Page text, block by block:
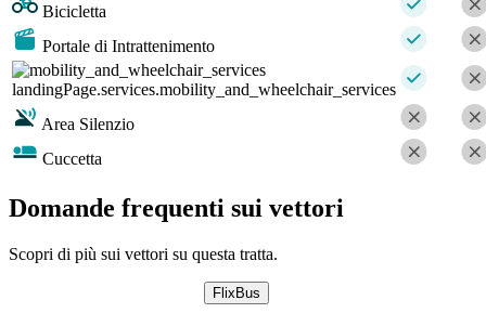
Bicicletta
Portale di Intrattenimento
landingPage.services.mobility_and_wheelchair_services
Area Silenzio
Cuccetta
Domande frequenti sui vettori
Scopri di più sui vettori su questa tratta.
FlixBus